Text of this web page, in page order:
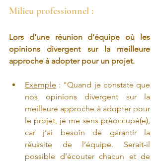
Milieu professionnel :
Lors d’une réunion d’équipe où les
opinions divergent sur la meilleure
approche à adopter pour un projet.
Exemple : "Quand je constate que
nos opinions divergent sur la
meilleure approche à adopter pour
le projet, je me sens préoccupé(e),
car j’ai besoin de garantir la
réussite de l’équipe. Serait-il
possible d’écouter chacun et de